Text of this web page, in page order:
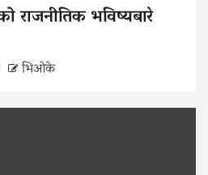
राजनीतिक भविष्यबारे
भिओके